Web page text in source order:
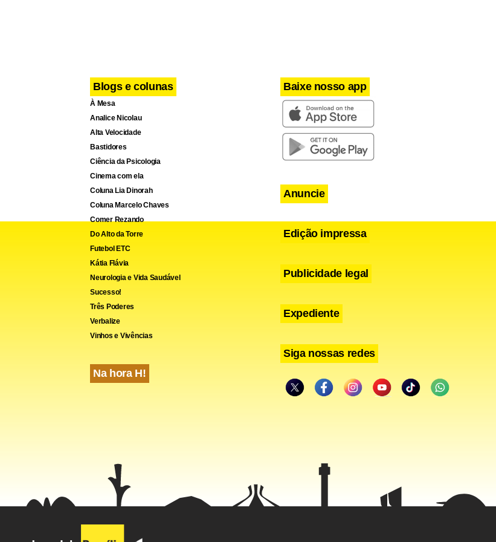
Telegram
Share
Blogs e colunas
À Mesa
Analice Nicolau
Alta Velocidade
Bastidores
Ciência da Psicologia
Cinema com ela
Coluna Lia Dinorah
Coluna Marcelo Chaves
Comer Rezando
Do Alto da Torre
Futebol ETC
Kátia Flávia
Neurologia e Vida Saudável
Sucesso!
Três Poderes
Verbalize
Vinhos e Vivências
Na hora H!
Baixe nosso app
Anuncie
Edição impressa
Publicidade legal
Expediente
Siga nossas redes